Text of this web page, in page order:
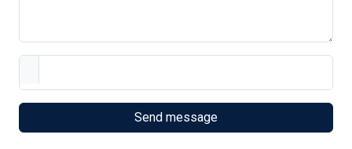
Send message